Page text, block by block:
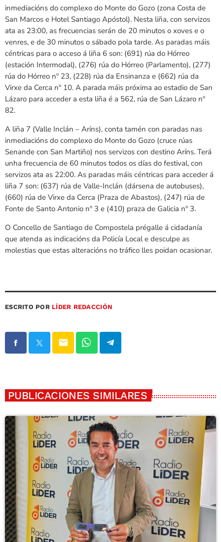
inmediacións do complexo do Monte do Gozo (zona Costa de
San Marcos e Hotel Santiago Apóstol). Nesta liña, con servizos
ata as 23:00, as frecuencias serán de 20 minutos o xoves e o
venres, e de 30 minutos o sábado pola tarde. As paradas máis
céntricas para o acceso á liña 6 son: (691) rúa do Hórreo
(estación Intermodal), (276) rúa do Hórreo (Parlamento), (277)
rúa do Hórreo nº 23, (228) rúa da Ensinanza e (662) rúa da
Virxe da Cerca nº 10. A parada máis próxima ao estadio de San
Lázaro para acceder a esta liña é a 562, rúa de San Lázaro nº
82.
A liña 7 (Valle Inclán – Aríns), conta tamén con paradas nas
inmediacións do complexo do Monte do Gozo (cruce rúas
Senande con San Martiño) nos servizos con destino Aríns. Terá
unha frecuencia de 60 minutos todos os días do festival, con
servizos ata as 22:00. As paradas máis céntricas para acceder á
liña 7 son: (637) rúa de Valle-Inclán (dársena de autobuses),
(660) rúa de Virxe da Cerca (Praza de Abastos), (247) rúa de
Fonte de Santo Antonio nº 3 e (410) praza de Galicia nº 3.
O Concello de Santiago de Compostela prégalle á cidadanía
que atenda as indicacións da Policía Local e desculpe as
molestias que estas alteracións no tráfico lles poidan ocasionar.
ESCRITO POR LÍDER REDACCIÓN
email
PUBLICACIONES SIMILARES